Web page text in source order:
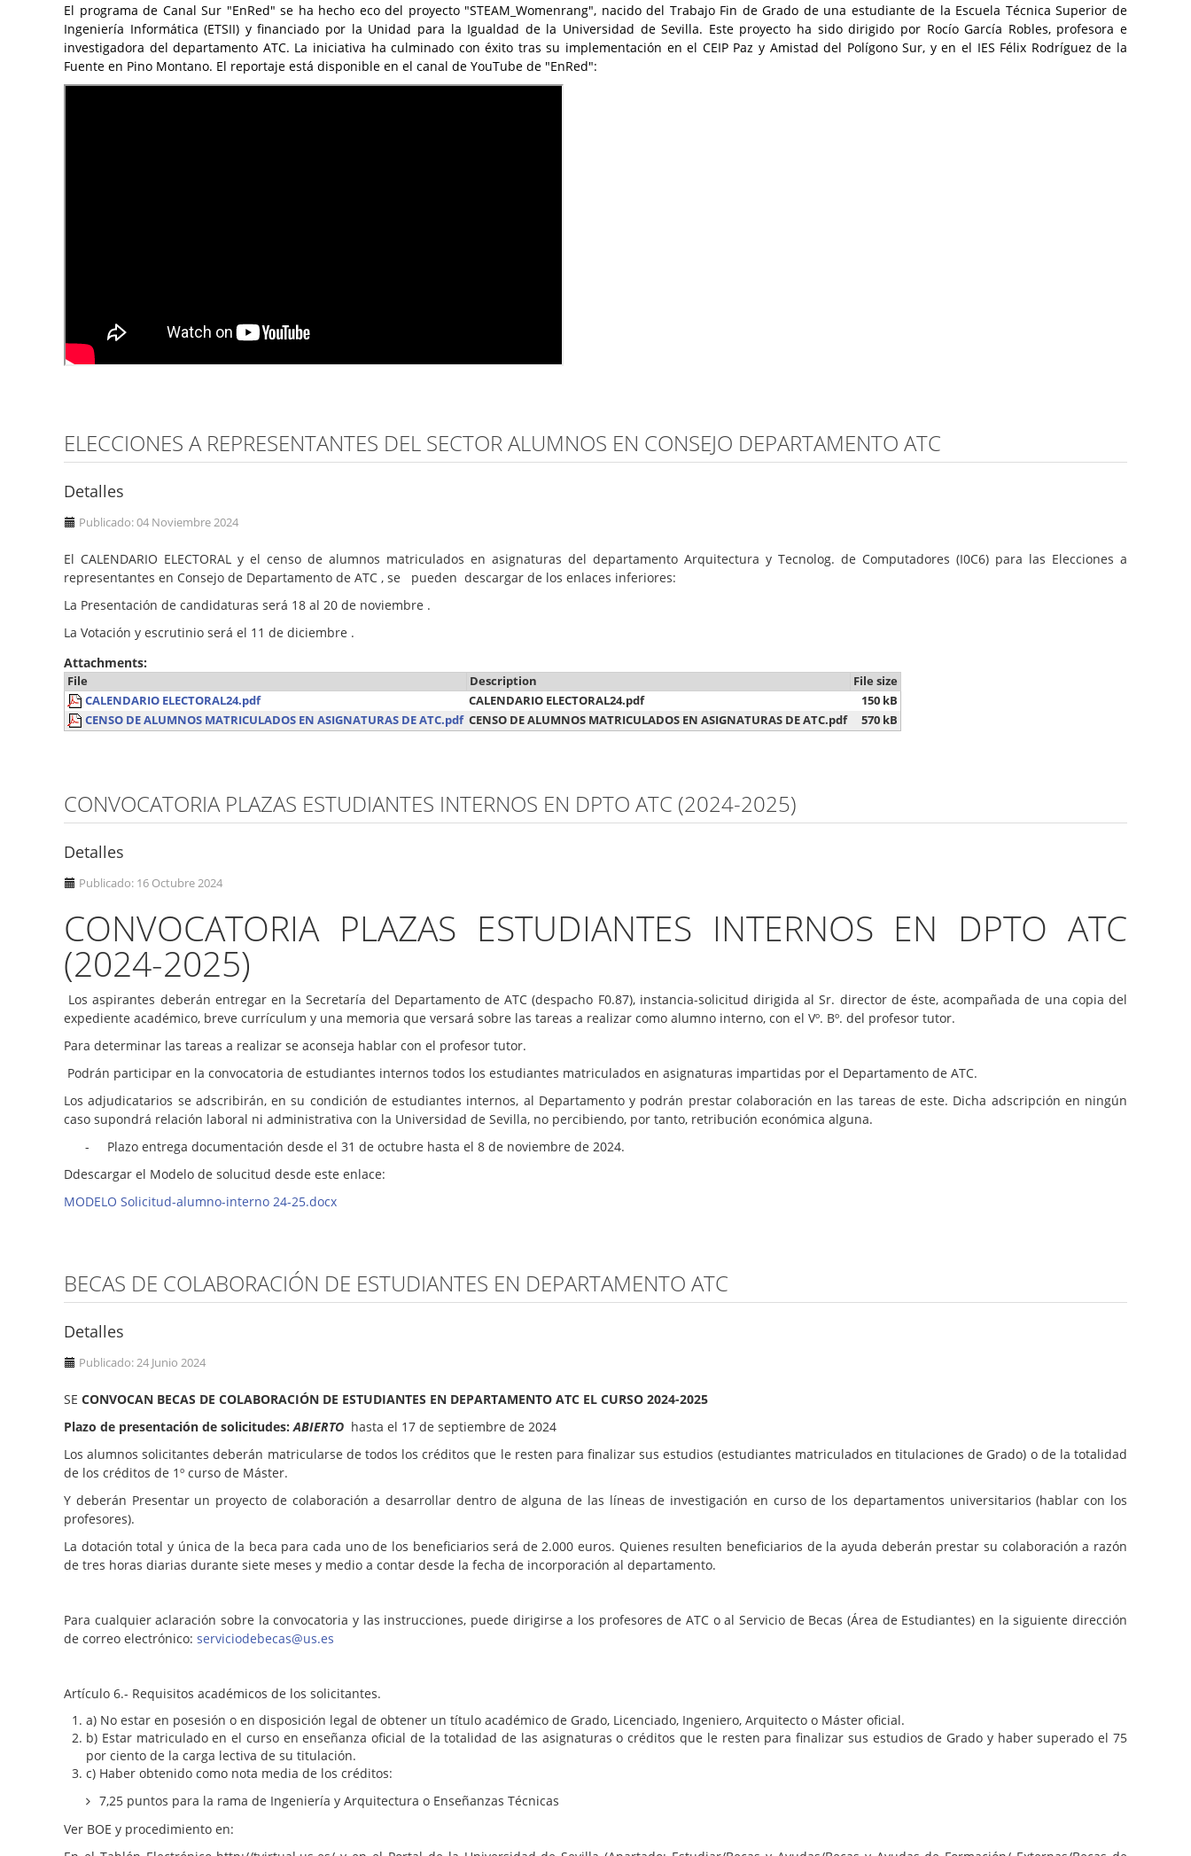
El programa de Canal Sur "EnRed" se ha hecho eco del proyecto "STEAM_Womenrang", nacido del Trabajo Fin de Grado de una estudiante de la Escuela Técnica Superior de
Ingeniería Informática (ETSII) y financiado por la Unidad para la Igualdad de la Universidad de Sevilla. Este proyecto ha sido dirigido por Rocío García Robles, profesora e
investigadora del departamento ATC. La iniciativa ha culminado con éxito tras su implementación en el CEIP Paz y Amistad del Polígono Sur, y en el IES Félix Rodríguez de la
Fuente en Pino Montano. El reportaje está disponible en el canal de YouTube de "EnRed":
ELECCIONES A REPRESENTANTES DEL SECTOR ALUMNOS EN CONSEJO DEPARTAMENTO ATC
Detalles
Publicado: 04 Noviembre 2024
El CALENDARIO ELECTORAL y el censo de alumnos matriculados en asignaturas del departamento Arquitectura y Tecnolog. de Computadores (I0C6) para las Elecciones a
representantes en Consejo de Departamento de ATC , se pueden descargar de los enlaces inferiores:
La Presentación de candidaturas será 18 al 20 de noviembre .
La Votación y escrutinio será el 11 de diciembre .
Attachments:
File Description
File size
CALENDARIO ELECTORAL24.pdf
CALENDARIO ELECTORAL24.pdf
150 kB
CENSO DE ALUMNOS MATRICULADOS EN ASIGNATURAS DE ATC.pdf CENSO DE ALUMNOS MATRICULADOS EN ASIGNATURAS DE ATC.pdf 570 kB
CONVOCATORIA PLAZAS ESTUDIANTES INTERNOS EN DPTO ATC (2024-2025)
Detalles
Publicado: 16 Octubre 2024
CONVOCATORIA PLAZAS ESTUDIANTES INTERNOS EN DPTO ATC
(2024-2025)
Los aspirantes deberán entregar en la Secretaría del Departamento de ATC (despacho F0.87), instancia-solicitud dirigida al Sr. director de éste, acompañada de una copia del
expediente académico, breve currículum y una memoria que versará sobre las tareas a realizar como alumno interno, con el Vº. Bº. del profesor tutor.
Para determinar las tareas a realizar se aconseja hablar con el profesor tutor.
Podrán participar en la convocatoria de estudiantes internos todos los estudiantes matriculados en asignaturas impartidas por el Departamento de ATC.
Los adjudicatarios se adscribirán, en su condición de estudiantes internos, al Departamento y podrán prestar colaboración en las tareas de este. Dicha adscripción en ningún
caso supondrá relación laboral ni administrativa con la Universidad de Sevilla, no percibiendo, por tanto, retribución económica alguna.
- Plazo entrega documentación desde el 31 de octubre hasta el 8 de noviembre de 2024.
Ddescargar el Modelo de solucitud desde este enlace:
MODELO Solicitud-alumno-interno 24-25.docx
BECAS DE COLABORACIÓN DE ESTUDIANTES EN DEPARTAMENTO ATC
Detalles
Publicado: 24 Junio 2024
SE CONVOCAN BECAS DE COLABORACIÓN DE ESTUDIANTES EN DEPARTAMENTO ATC EL CURSO 2024-2025
Plazo de presentación de solicitudes: ABIERTO hasta el 17 de septiembre de 2024
Los alumnos solicitantes deberán matricularse de todos los créditos que le resten para finalizar sus estudios (estudiantes matriculados en titulaciones de Grado) o de la totalidad
de los créditos de 1º curso de Máster.
Y deberán Presentar un proyecto de colaboración a desarrollar dentro de alguna de las líneas de investigación en curso de los departamentos universitarios (hablar con los
profesores).
La dotación total y única de la beca para cada uno de los beneficiarios será de 2.000 euros. Quienes resulten beneficiarios de la ayuda deberán prestar su colaboración a razón
de tres horas diarias durante siete meses y medio a contar desde la fecha de incorporación al departamento.
Para cualquier aclaración sobre la convocatoria y las instrucciones, puede dirigirse a los profesores de ATC o al Servicio de Becas (Área de Estudiantes) en la siguiente dirección
de correo electrónico: serviciodebecas@us.es
Artículo 6.- Requisitos académicos de los solicitantes.
a) No estar en posesión o en disposición legal de obtener un título académico de Grado, Licenciado, Ingeniero, Arquitecto o Máster oficial.
b) Estar matriculado en el curso en enseñanza oficial de la totalidad de las asignaturas o créditos que le resten para finalizar sus estudios de Grado y haber superado el 75
por ciento de la carga lectiva de su titulación.
c) Haber obtenido como nota media de los créditos:
7,25 puntos para la rama de Ingeniería y Arquitectura o Enseñanzas Técnicas
Ver BOE y procedimiento en: